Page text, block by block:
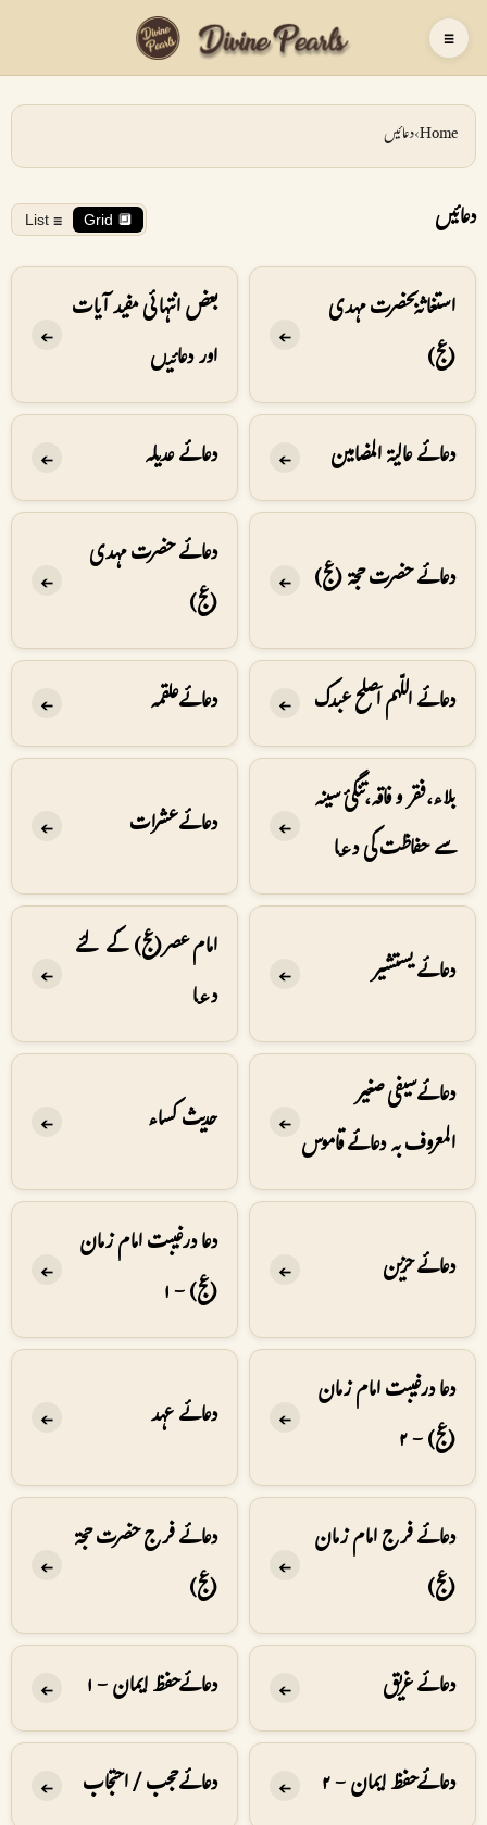
☰
Home
›دعائیں
دعائیں 🔲 Grid
☰ List
استغاثہ بحضرت مہدی
(عج)
➔
بعض انتہائی مفید آیات
اور دعائیں
➔
دعائے عالیۃ المضامین ➔ دعائے عدیلہ ➔
دعائے حضرت حجۃ (عج) ➔
دعائے حضرت مہدی
(عج)
➔
دعائے اللّهم اَصلح عبدك ➔ دعائے علقمہ ➔
بلاء، فقر و فاقہ، تنگیٔ سینہ
سے حفاظت کی دعا
➔ دعائے عشرات ➔
دعائے یستشیر ➔
امام عصر(عج) کے لئے
دعا
➔
دعائے سیفی صغیر
المعروف بہ دعائے قاموس ➔ حدیث کساء ➔
دعائے حزین ➔
دعا در غیبت امام زمان
(عج) - ۱
➔
دعا در غیبت امام زمان
(عج) - ۲
➔ دعائے عہد ➔
دعائے فرج امام زمان
(عج)
➔
دعائے فرج حضرت حجۃ
(عج)
➔
دعائے غريق ➔ دعائے حفظ ايمان - ۱ ➔
دعائے حفظ ايمان - ۲ ➔ دعائے حجب / احتجاب ➔